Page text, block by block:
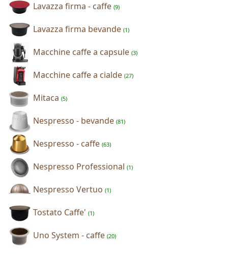
Lavazza firma - caffe (9)
Lavazza firma bevande (1)
Macchine caffe a capsule (3)
Macchine caffe a cialde (27)
Mitaca (5)
Nespresso - bevande (81)
Nespresso - caffe (63)
Nespresso Professional (1)
Nespresso Vertuo (1)
Tostato Caffe' (1)
Uno System - caffe (20)